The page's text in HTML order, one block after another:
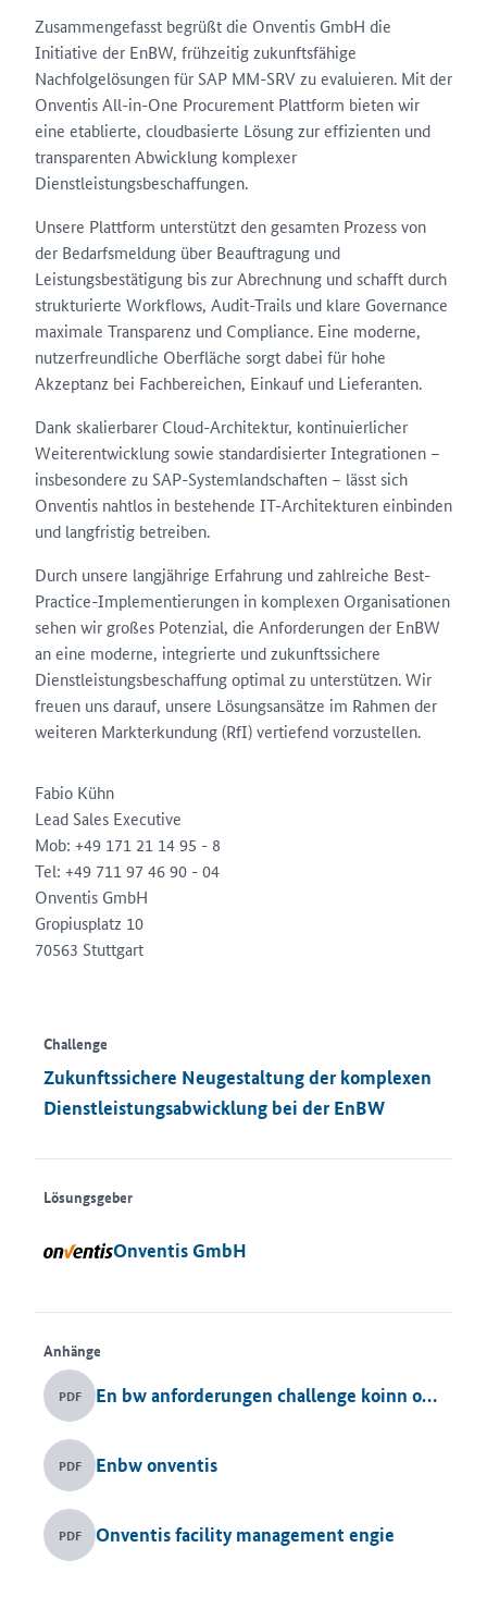
Zusammengefasst begrüßt die Onventis GmbH die
Initiative der EnBW, frühzeitig zukunftsfähige
Nachfolgelösungen für SAP MM-SRV zu evaluieren. Mit der
Onventis All-in-One Procurement Plattform bieten wir
eine etablierte, cloudbasierte Lösung zur effizienten und
transparenten Abwicklung komplexer
Dienstleistungsbeschaffungen.
Unsere Plattform unterstützt den gesamten Prozess von
der Bedarfsmeldung über Beauftragung und
Leistungsbestätigung bis zur Abrechnung und schafft durch
strukturierte Workflows, Audit-Trails und klare Governance
maximale Transparenz und Compliance. Eine moderne,
nutzerfreundliche Oberfläche sorgt dabei für hohe
Akzeptanz bei Fachbereichen, Einkauf und Lieferanten.
Dank skalierbarer Cloud-Architektur, kontinuierlicher
Weiterentwicklung sowie standardisierter Integrationen –
insbesondere zu SAP-Systemlandschaften – lässt sich
Onventis nahtlos in bestehende IT-Architekturen einbinden
und langfristig betreiben.
Durch unsere langjährige Erfahrung und zahlreiche Best-
Practice-Implementierungen in komplexen Organisationen
sehen wir großes Potenzial, die Anforderungen der EnBW
an eine moderne, integrierte und zukunftssichere
Dienstleistungsbeschaffung optimal zu unterstützen. Wir
freuen uns darauf, unsere Lösungsansätze im Rahmen der
weiteren Markterkundung (RfI) vertiefend vorzustellen.
Fabio Kühn
Lead Sales Executive
Mob: +49 171 21 14 95 - 8
Tel: +49 711 97 46 90 - 04
Onventis GmbH
Gropiusplatz 10
70563 Stuttgart
Challenge
Zukunftssichere Neugestaltung der komplexen
Dienstleistungsabwicklung bei der EnBW
Lösungsgeber
Onventis GmbH
Anhänge
PDF En bw anforderungen challenge koinn ovationsplatz1
PDF Enbw onventis
PDF Onventis facility management engie